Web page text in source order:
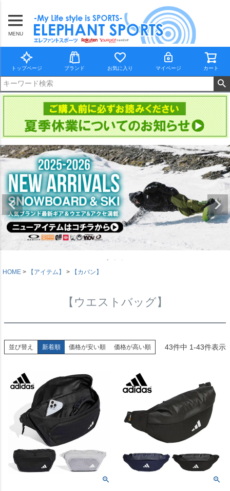
MENU
トップページ ブランド お気に入り マイページ カート
HOME 【アイテム】 【カバン】
【ウエストバッグ】
並び替え 新着順 価格が安い順 価格が高い順 43件中 1-43件表示